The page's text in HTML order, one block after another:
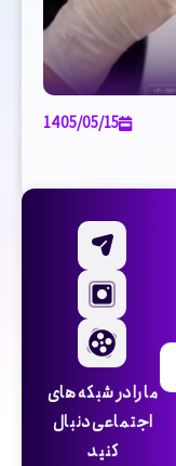
1405/05/15
ما را در شبکه های
اجتماعی دنبال
کنید